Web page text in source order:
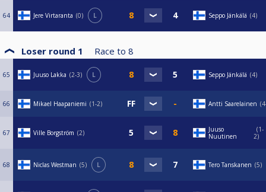
64 Jere Virtaranta 0 L Seppo Jänkälä 4
Loser round 1 Race to 8
65 Juuso Lakka 2-3 L Seppo Jänkälä 4
66 Mikael Haapaniemi 1-2 Antti Saarelainen
67 Ville Borgström 2
Juuso
Nuutinen
1-
2
68 Niclas Westman 5 L Tero Tanskanen 5